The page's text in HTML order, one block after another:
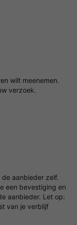
wilt meenemen.
verzoek.
aanbieder zelf.
een bevestiging en
aanbieder. Let op:
van je verblijf